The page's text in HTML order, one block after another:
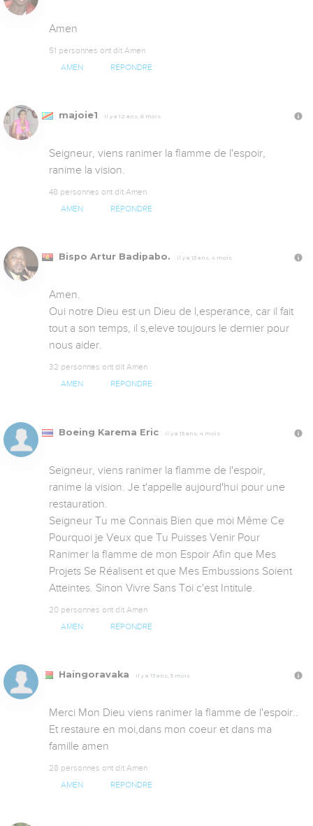
Amen
51 personnes ont dit Amen
AMEN RÉPONDRE
majoie1 Il y a 12 ans, 6 mois
Seigneur, viens ranimer la flamme de l'espoir,
ranime la vision.
48 personnes ont dit Amen
AMEN RÉPONDRE
Bispo Artur Badipabo. Il y a 13 ans, 4 mois
Amen.
Oui notre Dieu est un Dieu de l,esperance, car il fait
tout a son temps, il s,eleve toujours le dernier pour
nous aider.
32 personnes ont dit Amen
AMEN RÉPONDRE
Boeing Karema Eric Il y a 13 ans, 4 mois
Seigneur, viens ranimer la flamme de l'espoir,
ranime la vision. Je t'appelle aujourd'hui pour une
restauration.
Seigneur Tu me Connais Bien que moi Même Ce
Pourquoi je Veux que Tu Puisses Venir Pour
Ranimer la flamme de mon Espoir Afin que Mes
Projets Se Réalisent et que Mes Embussions Soient
Atteintes. Sinon Vivre Sans Toi c'est Intitule.
20 personnes ont dit Amen
AMEN RÉPONDRE
Haingoravaka Il y a 13 ans, 5 mois
Merci Mon Dieu viens ranimer la flamme de l'espoir..
Et restaure en moi,dans mon coeur et dans ma
famille amen
28 personnes ont dit Amen
AMEN RÉPONDRE